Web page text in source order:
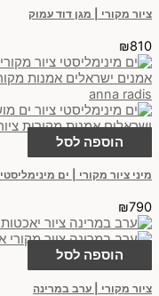
ציור מקורי | מגן דוד עמוק
₪810
הוספה לסל
מיני ציור מקורי | ים מינימליסטי
₪790
הוספה לסל
ציור מקורי | ערב במרינה